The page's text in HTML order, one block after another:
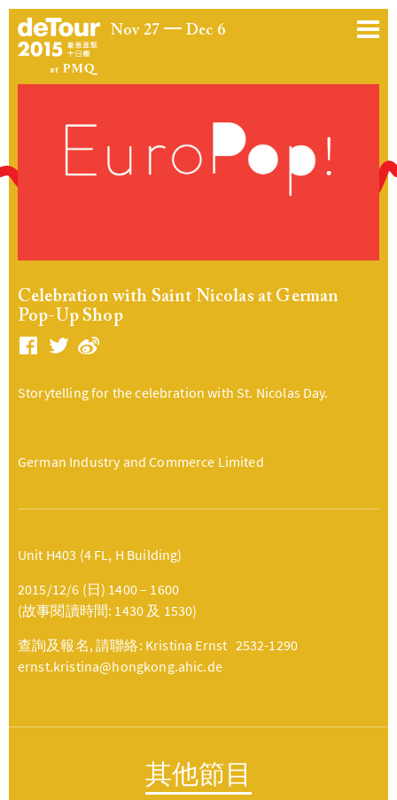
Nov 27 Dec 6
Celebration with Saint Nicolas at German
Pop-Up Shop
Storytelling for the celebration with St. Nicolas Day.
German Industry and Commerce Limited
Unit H403 (4 FL, H Building)
2015/12/6 (日) 1400 – 1600
(故事閱讀時間: 1430 及 1530)
查詢及報名, 請聯絡: Kristina Ernst 2532-1290
ernst.kristina@hongkong.ahic.de
其他節目